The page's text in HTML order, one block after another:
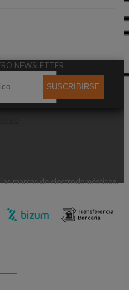
NEWSLETTER
SUSCRIBIRSE
marcas de electrodomésticos.